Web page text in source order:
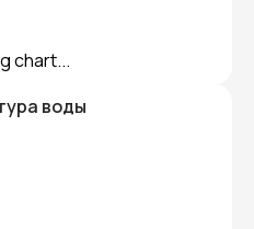
chart...
воды